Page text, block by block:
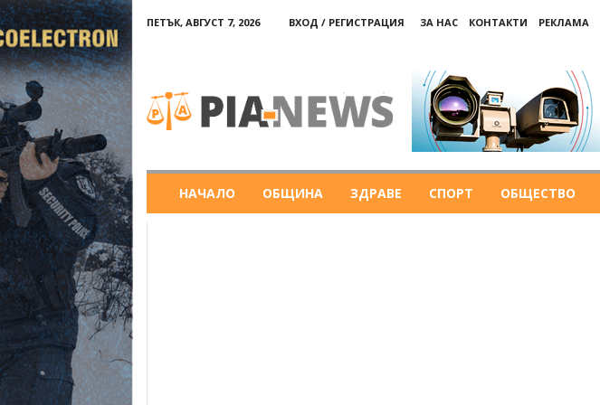
ПЕТЪК, АВГУСТ 7, 2026 ВХОД / РЕГИСТРАЦИЯ ЗА НАС КОНТАКТИ РЕКЛАМА
НАЧАЛО ОБЩИНА ЗДРАВЕ СПОРТ ОБЩЕСТВО